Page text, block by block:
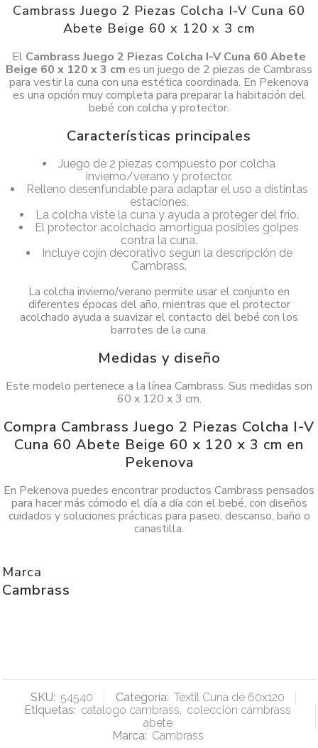
Cambrass Juego 2 Piezas Colcha I-V Cuna 60
Abete Beige 60 x 120 x 3 cm
El Cambrass Juego 2 Piezas Colcha I-V Cuna 60 Abete
Beige 60 x 120 x 3 cm es un juego de 2 piezas de Cambrass
para vestir la cuna con una estética coordinada. En Pekenova
es una opción muy completa para preparar la habitación del
bebé con colcha y protector.
Características principales
Juego de 2 piezas compuesto por colcha
invierno/verano y protector.
Relleno desenfundable para adaptar el uso a distintas
estaciones.
La colcha viste la cuna y ayuda a proteger del frío.
El protector acolchado amortigua posibles golpes
contra la cuna.
Incluye cojín decorativo según la descripción de
Cambrass.
La colcha invierno/verano permite usar el conjunto en
diferentes épocas del año, mientras que el protector
acolchado ayuda a suavizar el contacto del bebé con los
barrotes de la cuna.
Medidas y diseño
Este modelo pertenece a la línea Cambrass. Sus medidas son
60 x 120 x 3 cm.
Compra Cambrass Juego 2 Piezas Colcha I-V
Cuna 60 Abete Beige 60 x 120 x 3 cm en
Pekenova
En Pekenova puedes encontrar productos Cambrass pensados
para hacer más cómodo el día a día con el bebé, con diseños
cuidados y soluciones prácticas para paseo, descanso, baño o
canastilla.
Marca
Cambrass
SKU: 54540 Categoría: Textil Cuna de 60x120
Etiquetas: catalogo cambrass, colección cambrass
abete
Marca: Cambrass